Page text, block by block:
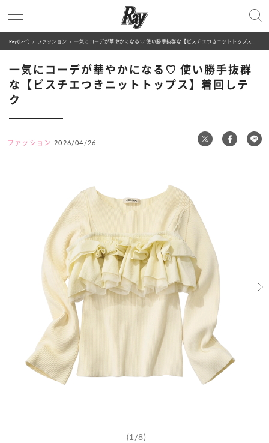
Ray(レイ) ファッション 一気にコーデが華やかになる♡ 使い勝手抜群な【ビスチエつきニットトップス】着回しテク
一気にコーデが華やかになる♡ 使い勝手抜群
な【ビスチエつきニットトップス】着回しテ
ク
ファッション 2026/04/26
(1/8)